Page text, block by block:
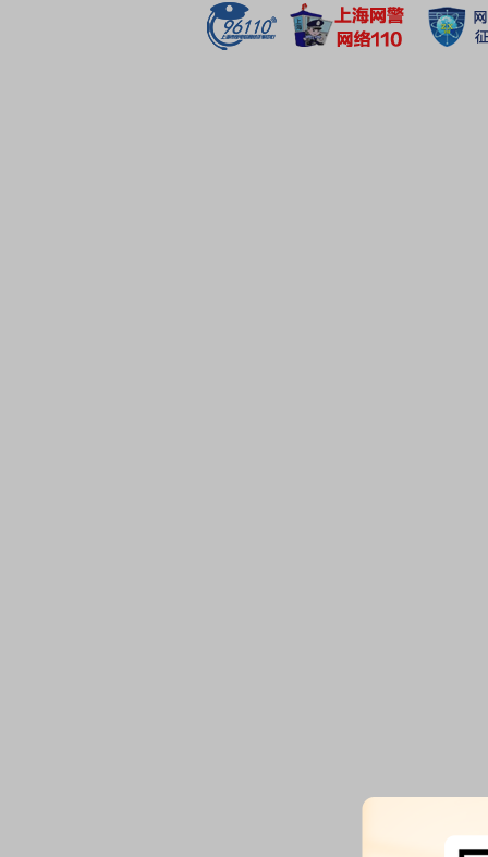
江大桥、南京长江大桥、港珠澳大桥、常泰长江大桥等为
一大批超长、超大桥梁,信息化、智能化水平世界领先,桥梁
构荣获“制造业单项冠军”认证。 公司是我国铁路施工架运